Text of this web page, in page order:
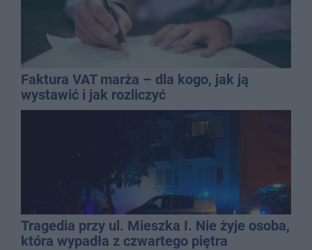
Faktura VAT marża – dla kogo, jak ją
wystawić i jak rozliczyć
Tragedia przy ul. Mieszka I. Nie żyje osoba,
która wypadła z czwartego piętra